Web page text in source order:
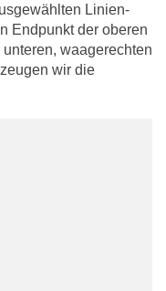
Linien-
Endpunkt der oberen
waagerechten
wir die